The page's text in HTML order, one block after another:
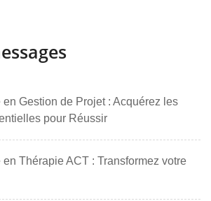
Gestion de Projet : Acquérez les
pour Réussir
Thérapie ACT : Transformez votre